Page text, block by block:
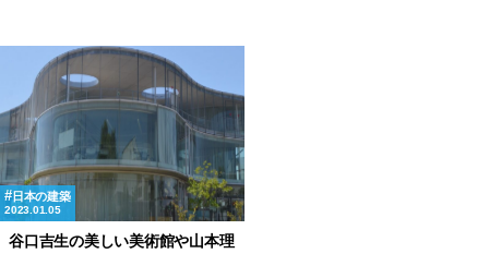
日本の建築
2023.01.05
谷口吉生の美しい美術館や山本理